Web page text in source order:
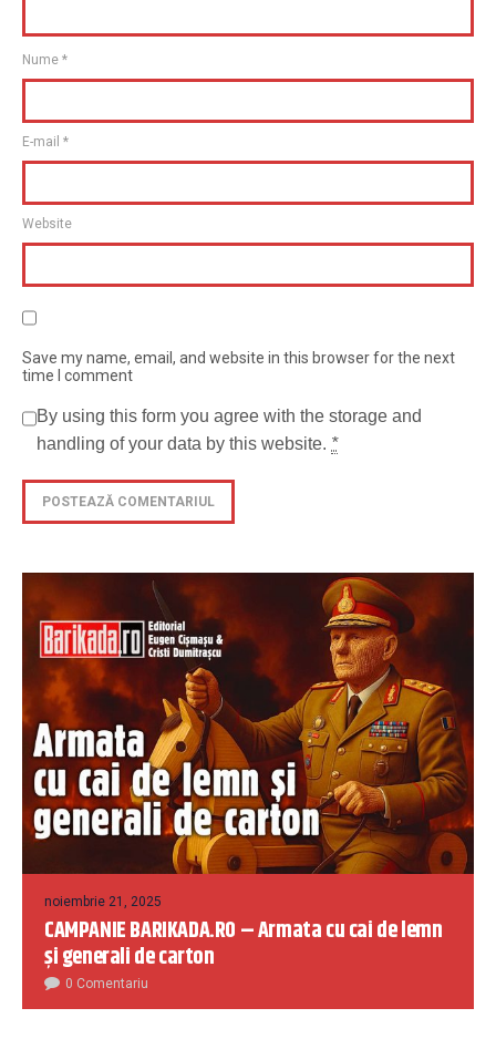
Nume *
E-mail *
Website
Save my name, email, and website in this browser for the next
time I comment
By using this form you agree with the storage and
handling of your data by this website. *
noiembrie 21, 2025
CAMPANIE BARIKADA.RO – Armata cu cai de lemn
și generali de carton
0 Comentariu